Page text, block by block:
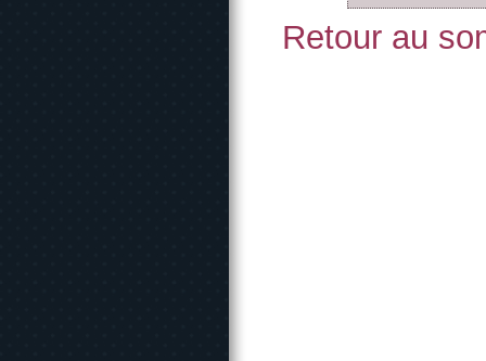
Retour au